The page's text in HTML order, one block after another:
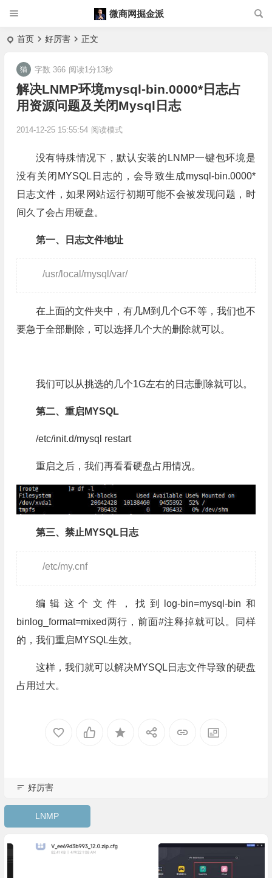
微商网掘金派
首页 好厉害 正文
解决LNMP环境mysql-bin.0000*日志占
用资源问题及关闭Mysql日志
2014-12-25 15:55:54
字数 366 阅读1分13秒
阅读模式
没有特殊情况下，默认安装的 LNMP一键包环境是
没有关闭 MYSQL日志的，会导致生成mysql-bin.0000*
日志文件，如果网站运行初期可能不会被发现问题，时
间久了会占用硬盘。
第一、日志文件地址
/usr/local/mysql/var/
在上面的文件夹中，有几M到几个G不等，我们也不
要急于全部删除，可以选择几个大的删除就可以。
我们可以从挑选的几个1G左右的日志删除就可以。
第二、重启MYSQL
/etc/init.d/mysql restart
重启之后，我们再看看硬盘占用情况。
第三、禁止MYSQL日志
/etc/my.cnf
编辑这个文件，找到log-bin=mysql-bin和
binlog_format=mixed两行，前面#注释掉就可以。同样
的，我们重启MYSQL生效。
这样，我们就可以解决MYSQL日志文件导致的硬盘
占用过大。
好厉害
LNMP